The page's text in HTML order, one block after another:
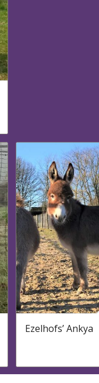
Ezelhofs’ Ankya